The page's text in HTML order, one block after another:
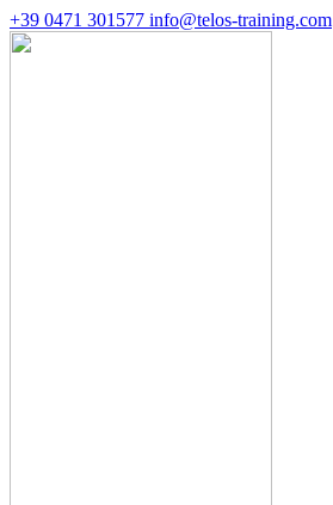
+39 0471 301577 info@telos-training.com